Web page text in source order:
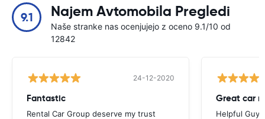
9.1 Najem Avtomobila Pregledi
Naše stranke nas ocenjujejo z oceno 9.1/10 od
12842
24-12-2020
Fantastic
Rental Car Group deserve my trust
Great car
Helpful